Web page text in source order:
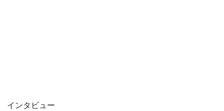
インタビュー